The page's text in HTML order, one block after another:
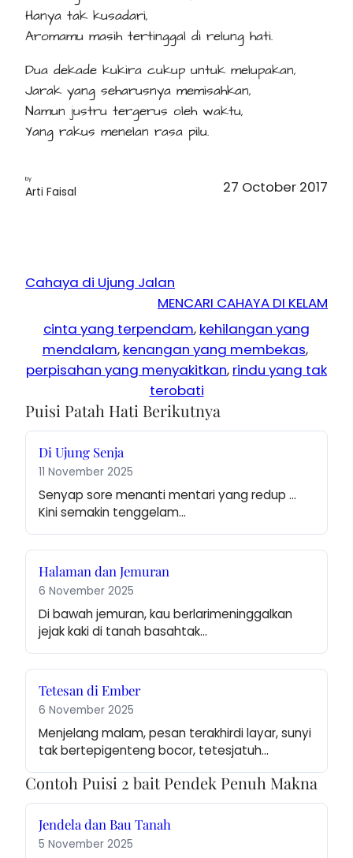
Hanya tak kusadari,
Aromamu masih tertinggal di relung hati.
Dua dekade kukira cukup untuk melupakan,
Jarak yang seharusnya memisahkan,
Namun justru tergerus oleh waktu,
Yang rakus menelan rasa pilu.
by
Arti Faisal 27 October 2017
Cahaya di Ujung Jalan
MENCARI CAHAYA DI KELAM
cinta yang terpendam, kehilangan yang
mendalam, kenangan yang membekas,
perpisahan yang menyakitkan, rindu yang tak
terobati
Puisi Patah Hati Berikutnya
Di Ujung Senja
11 November 2025
Senyap sore menanti mentari yang redup …
Kini semakin tenggelam…
Halaman dan Jemuran
6 November 2025
Di bawah jemuran, kau berlarimeninggalkan
jejak kaki di tanah basahtak…
Tetesan di Ember
6 November 2025
Menjelang malam, pesan terakhirdi layar, sunyi
tak bertepigenteng bocor, tetesjatuh…
Contoh Puisi 2 bait Pendek Penuh Makna
Jendela dan Bau Tanah
5 November 2025